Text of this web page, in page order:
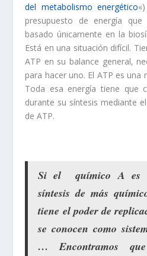
del metabolismo energético
presupuesto de energía
basado únicamente en la
Está en una situación difícil.
ATP en su balance general,
para hacer uno. El ATP es una
Toda esa energía tiene que
durante su síntesis mediante
de ATP.
Si elquímico A es
síntesis de más
tiene el poder de
se conocen como
… Encontramos